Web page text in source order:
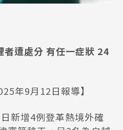
者遭處分 有任一症狀 24
年9月12日報導】
新增4例登革熱境外確